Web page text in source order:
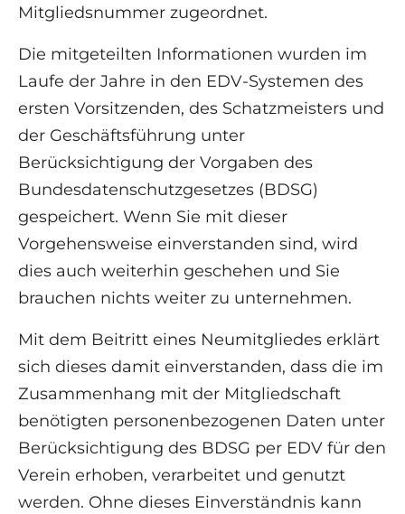
Mitgliedsnummer zugeordnet.
Die mitgeteilten Informationen wurden im
Laufe der Jahre in den EDV-Systemen des
ersten Vorsitzenden, des Schatzmeisters und
der Geschäftsführung unter
Berücksichtigung der Vorgaben des
Bundesdatenschutzgesetzes (BDSG)
gespeichert. Wenn Sie mit dieser
Vorgehensweise einverstanden sind, wird
dies auch weiterhin geschehen und Sie
brauchen nichts weiter zu unternehmen.
Mit dem Beitritt eines Neumitgliedes erklärt
sich dieses damit einverstanden, dass die im
Zusammenhang mit der Mitgliedschaft
benötigten personenbezogenen Daten unter
Berücksichtigung des BDSG per EDV für den
Verein erhoben, verarbeitet und genutzt
werden. Ohne dieses Einverständnis kann